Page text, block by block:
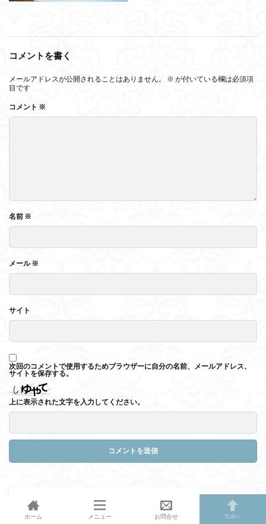
コメントを書く
メールアドレスが公開されることはありません。 ※ が付いている欄は必須項
目です
コメント ※
名前 ※
メール※
サイト
次回のコメントで使用するためブラウザーに自分の名前、メールアドレス、
サイトを保存する。
上に表示された文字を入力してください。
ホーム メニュー お問合せ TOPへ